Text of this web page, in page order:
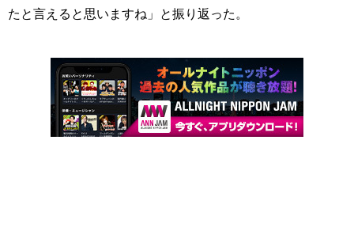
たと言えると思いますね」と振り返った。